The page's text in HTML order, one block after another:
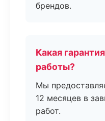
брендов.
Какая
работы?
Мы
12 месяцев в
работ.